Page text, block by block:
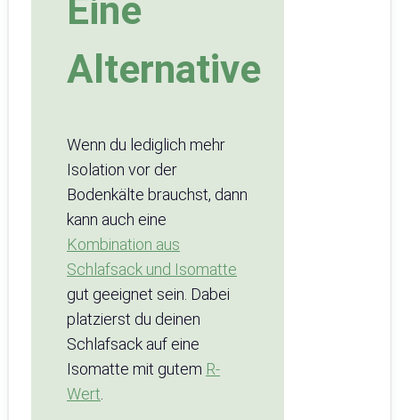
Eine
Alternative
Wenn du lediglich mehr
Isolation vor der
Bodenkälte brauchst, dann
kann auch eine
Kombination aus
Schlafsack und Isomatte
gut geeignet sein. Dabei
platzierst du deinen
Schlafsack auf eine
Isomatte mit gutem R-
Wert